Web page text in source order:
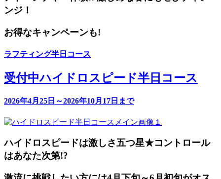
ンジ！
お得なキャンペーンも!
ラフティング半日コース
受付中ハイドロスピード半日コース
2026年4月25日～2026年10月17日まで
ハイドロスピードは激しさ五つ星★コントロール
はあなた次第!?